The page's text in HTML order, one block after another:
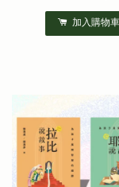
加入購物車